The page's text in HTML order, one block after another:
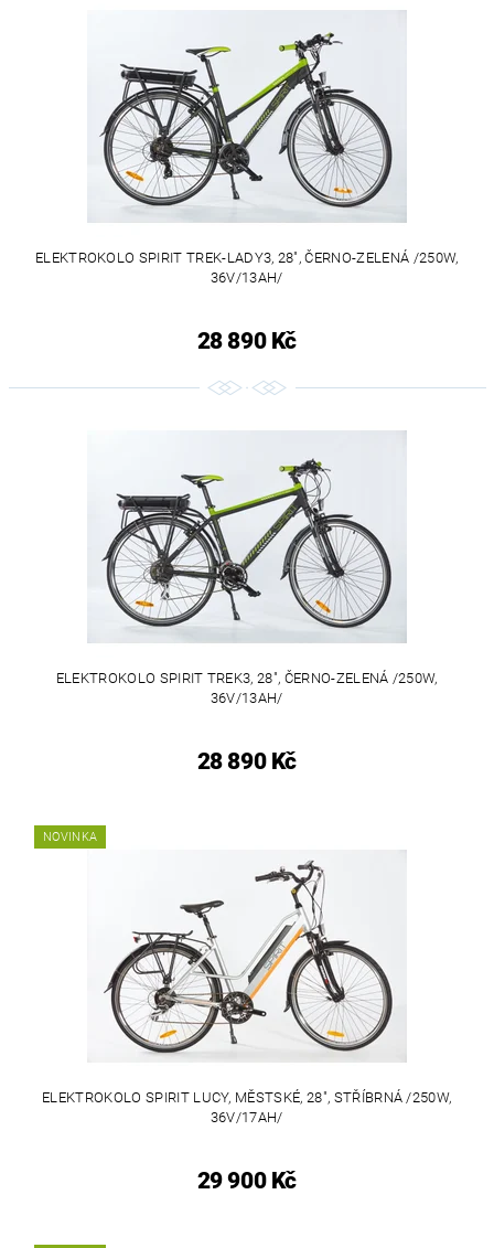
ELEKTROKOLO SPIRIT TREK-LADY3, 28", ČERNO-ZELENÁ /250W,
36V/13AH/
28 890 Kč
ELEKTROKOLO SPIRIT TREK3, 28", ČERNO-ZELENÁ /250W,
36V/13AH/
28 890 Kč
NOVINKA
ELEKTROKOLO SPIRIT LUCY, MĚSTSKÉ, 28", STŘÍBRNÁ /250W,
36V/17AH/
29 900 Kč